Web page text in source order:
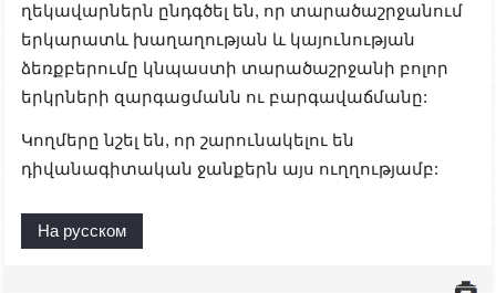
ղեկավարներն ընդգծել են, որ տարածաշրջանում
երկարատև խաղաղության և կայունության
ձեռքբերումը կնպաստի տարածաշրջանի բոլոր
երկրների զարգացմանն ու բարգավաճմանը:
Կողմերը նշել են, որ շարունակելու են
դիվանագիտական ջանքերն այս ուղղությամբ:
На русском